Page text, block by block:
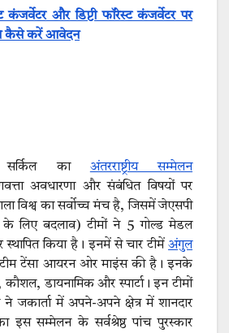
कंजर्वेटर और डिप्टी फॉरेस्ट कंजर्वेटर पर
कैसे करें आवेदन
सर्किल का अंतरराष्ट्रीय सम्मेलन
अवधारणा और संबंधित विषयों पर
विश्व का सर्वोच्च मंच है, जिसमें जेएसपी
लिए बदलाव) टीमों ने 5 गोल्ड मेडल
स्थापित किया है। इनमें से चार टीमें अंगुल
टेंसा आयरन ओर माइंस की है। इनके
डायनामिक और स्पार्टा। इन टीमों
जकार्ता में अपने-अपने क्षेत्र में शानदार
इस सम्मेलन के सर्वश्रेष्ठ पांच पुरस्कार